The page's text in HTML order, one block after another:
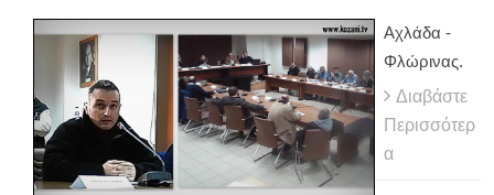
Αχλάδα -
Φλώρινας.
Διαβάστε
Περισσότερ
α